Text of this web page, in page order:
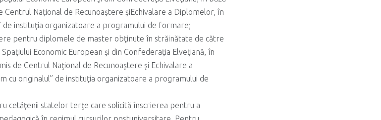
Centrul Naţional de Recunoaştere şiEchivalare a Diplomelor, în
de instituţia organizatoare a programului de formare;
pentru diplomele de master obţinute în străinătate de către
Economic European şi din Confederaţia Elveţiană, în
de Centrul Naţional de Recunoaştere şi Echivalare a
cu originalul” de instituţia organizatoare a programului de
cetăţenii statelor terţe care solicită înscrierea pentru a